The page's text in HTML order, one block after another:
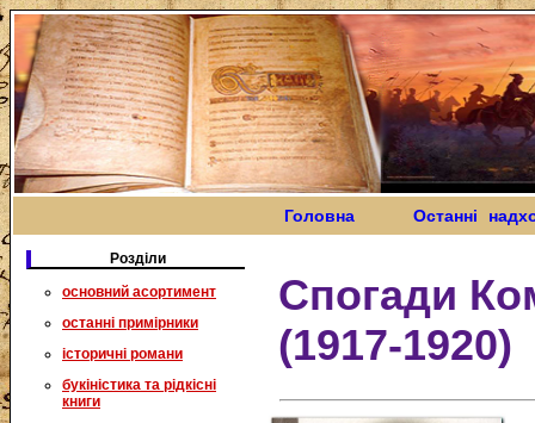
Головна Останні
Розділи
основний асортимент
останні примірники
історичні романи
букіністика та рідкісні
книги
Спогади
(1917-1920)